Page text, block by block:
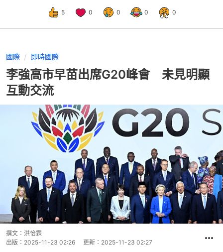
5 0 0 0 0
國際 即時國際
李強高市早苗出席G20峰會 未見明顯
互動交流
撰文： 洪怡霖
出版： 2025-11-23 02:26 更新： 2025-11-23 02:27